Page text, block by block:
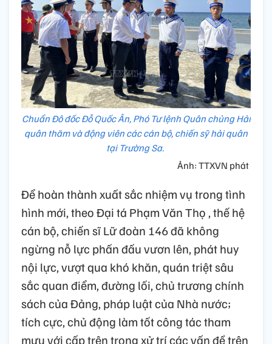
Chuẩn Đô đốc Đỗ Quốc Ân, Phó Tư lệnh Quân chủng Hải
quân thăm và động viên các cán bộ, chiến sỹ hải quân
tại Trường Sa.
Ảnh: TTXVN phát
Để hoàn thành xuất sắc nhiệm vụ trong tình
hình mới, theo Đại tá Phạm Văn Thọ , thế hệ
cán bộ, chiến sĩ Lữ đoàn 146 đã không
ngừng nỗ lực phấn đấu vươn lên, phát huy
nội lực, vượt qua khó khăn, quán triệt sâu
sắc quan điểm, đường lối, chủ trương chính
sách của Đảng, pháp luật của Nhà nước;
tích cực, chủ động làm tốt công tác tham
mưu với cấp trên trong xử trí các vấn đề trên